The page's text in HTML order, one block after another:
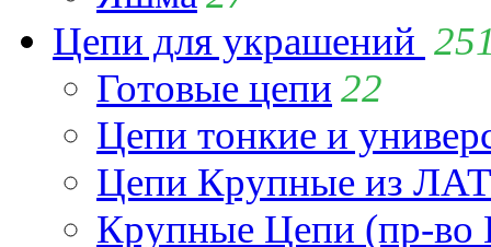
Цепи для украшений
Готовые цепи 22
Цепи тонкие и
Цепи Крупные из
Крупные Цепи (пр-во